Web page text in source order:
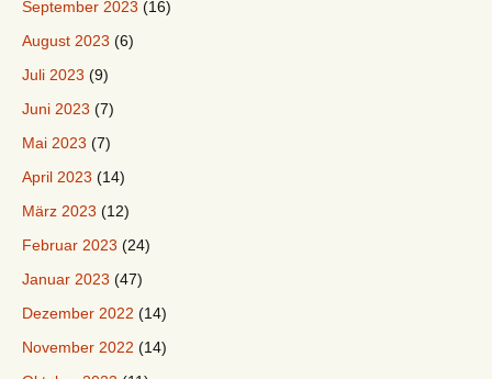
September 2023 (16)
August 2023 (6)
Juli 2023 (9)
Juni 2023 (7)
Mai 2023 (7)
April 2023 (14)
März 2023 (12)
Februar 2023 (24)
Januar 2023 (47)
Dezember 2022 (14)
November 2022 (14)